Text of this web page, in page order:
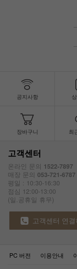
공지사항
장바구니 최
고객센터
온라인 문의 1522-7897
매장 문의 053-721-6787
평일 : 10:30-16:30
점심 12:00-13:00
(일.공휴일 휴무)
고객센터 연결
PC 버전 이용안내